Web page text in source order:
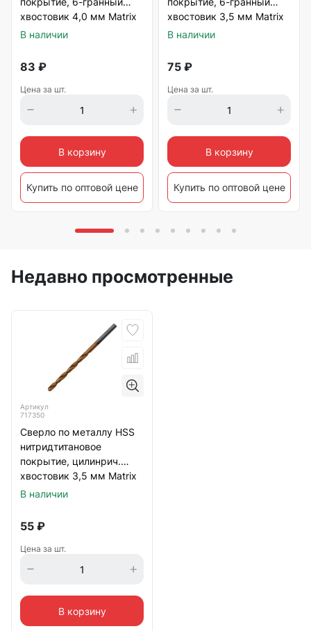
хвостовик 4,0 мм Matrix
В наличии
83 ₽
Цена за шт.
В корзину
Купить по оптовой цене
хвостовик 3,5 мм Matrix
В наличии
75 ₽
Цена за шт.
В корзину
Купить по оптовой цене
Недавно просмотренные
Артикул
717350
Сверло по металлу HSS
нитридтитановое
покрытие, цилинрич.
хвостовик 3,5 мм Matrix
В наличии
55 ₽
Цена за шт.
В корзину